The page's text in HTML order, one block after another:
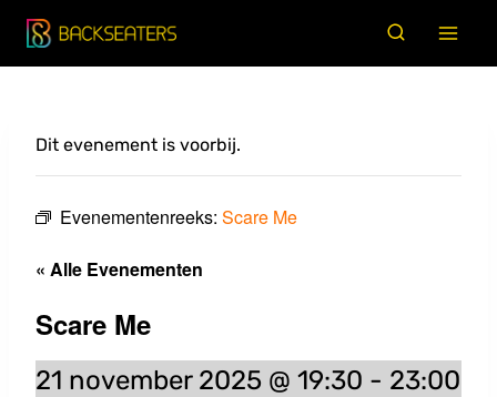
Doorgaan
naar
Dit evenement is voorbij.
Evenementenreeks: Scare Me
« Alle Evenementen
Scare Me
21 november 2025 @ 19:30 - 23:00